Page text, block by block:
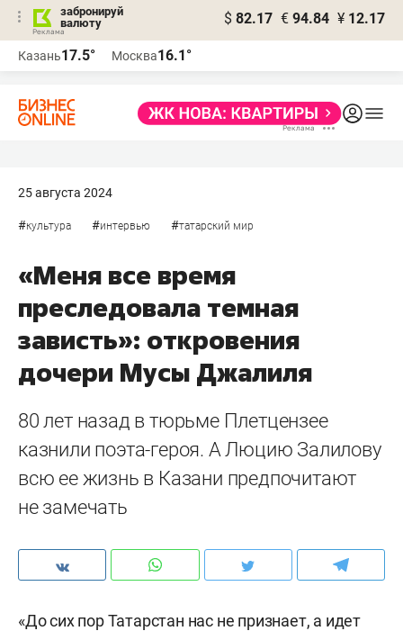
забронируй
валюту
$ 82.17 € 94.84 ¥ 12.17
Казань17.5° Москва16.1°
25 августа 2024
#культура #интервью #татарский мир
«Меня все время
преследовала темная
зависть»: откровения
дочери Мусы Джалиля
80 лет назад в тюрьме Плетцензее
казнили поэта-героя. А Люцию Залилову
всю ее жизнь в Казани предпочитают
не замечать
«До сих пор Татарстан нас не признает, а идет